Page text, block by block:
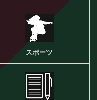
スポーツ